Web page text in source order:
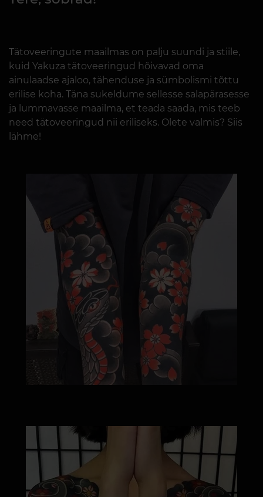
Tätoveeringute maailmas on palju suundi ja stiile,
kuid Yakuza tätoveeringud hõivavad oma
ainulaadse ajaloo, tähenduse ja sümbolismi tõttu
erilise koha. Täna sukeldume sellesse salapärasesse
ja lummavasse maailma, et teada saada, mis teeb
need tätoveeringud nii eriliseks. Olete valmis? Siis
lähme!